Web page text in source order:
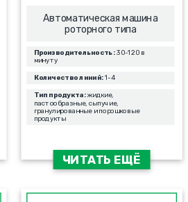
Автоматическая машина
роторного типа
Производительность:30-120 в
минуту
Количество линий:1-4
Тип продукта:жидкие,
пастообразные, сыпучие,
гранулированные и порошковые
продукты
ЧИТАТЬ ЕЩЁ